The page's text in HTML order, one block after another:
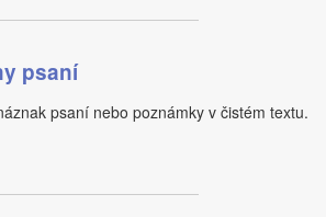
psaní
psaní nebo poznámky v čistém textu.